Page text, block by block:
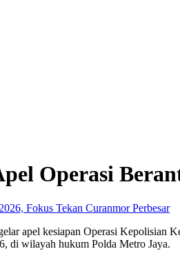
Operasi
Perbesar
apel kesiapan Operasi Kepolisian
di wilayah hukum Polda Metro Jaya.